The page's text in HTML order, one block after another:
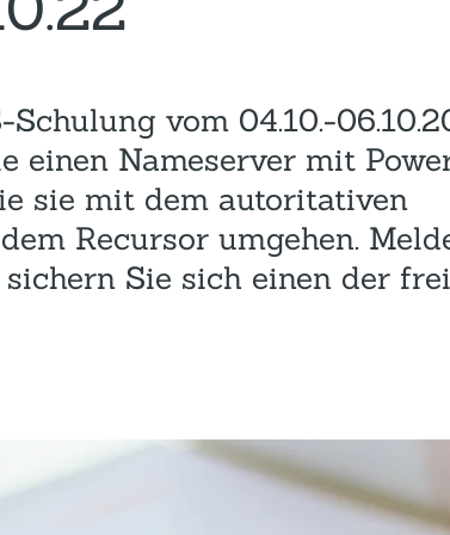
Schulung vom 04.10.-
einen Nameserver mit
sie mit dem autoritativen
Recursor umgehen.
Sie sich einen der